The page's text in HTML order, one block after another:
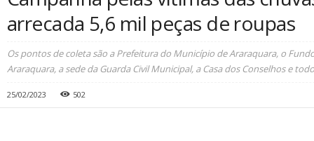
arrecada 5,6 mil peças de roupas
Os pontos de coleta são a Prefeitura do Município de Araraquara, o
Araraquara, a sede da Guarda Civil Municipal, a Casa dos Conselhos e
25/02/2023 502